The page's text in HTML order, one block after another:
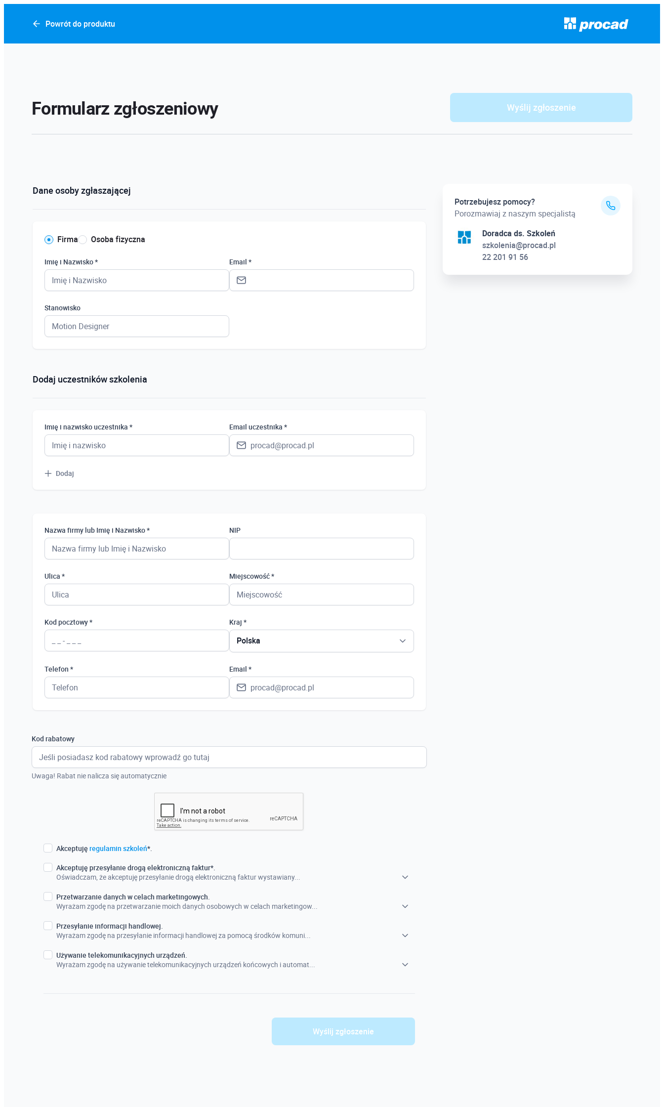
Powrót do produktu
Formularz zgłoszeniowy Wyślij zgłoszenie
Dane osoby zgłaszającej
Firma Osoba fizyczna
Imię i Nazwisko * Email *
Stanowisko
Dodaj uczestników szkolenia
Imię i nazwisko uczestnika * Email uczestnika *
Dodaj
Nazwa firmy lub Imię i Nazwisko * NIP
Ulica * Miejscowość *
Kod pocztowy * Kraj *
Polska
Telefon * Email *
Kod rabatowy
Uwaga! Rabat nie nalicza się automatycznie
Akceptuję regulamin szkoleń*.
Akceptuję przesyłanie drogą elektroniczną faktur*.
Oświadczam, że akceptuję przesyłanie drogą elektroniczną faktur wystawiany...
Przetwarzanie danych w celach marketingowych.
Wyrażam zgodę na przetwarzanie moich danych osobowych w celach marketingow...
Przesyłanie informacji handlowej.
Wyrażam zgodę na przesyłanie informacji handlowej za pomocą środków komuni...
Używanie telekomunikacyjnych urządzeń.
Wyrażam zgodę na używanie telekomunikacyjnych urządzeń końcowych i automat...
Wyślij zgłoszenie
Potrzebujesz pomocy?
Porozmawiaj z naszym specjalistą
Doradca ds. Szkoleń
szkolenia@procad.pl
22 201 91 56
Polska
Ukraina
Szwecja